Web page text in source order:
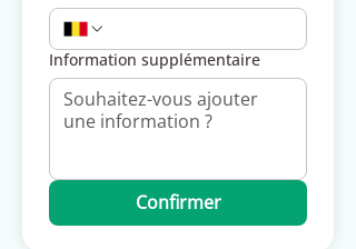
Information supplémentaire
Confirmer